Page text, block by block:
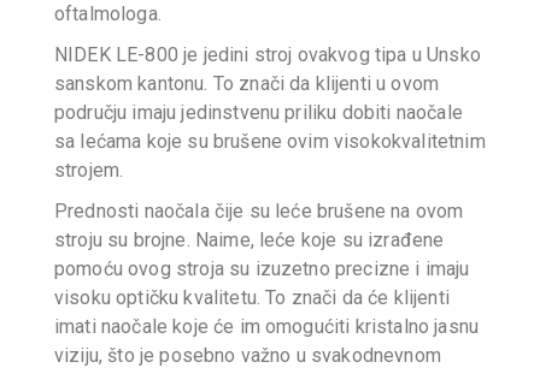
oftalmologa.
NIDEK LE-800 je jedini stroj ovakvog tipa u Unsko
sanskom kantonu. To znači da klijenti u ovom
području imaju jedinstvenu priliku dobiti naočale
sa lećama koje su brušene ovim visokokvalitetnim
strojem.
Prednosti naočala čije su leće brušene na ovom
stroju su brojne. Naime, leće koje su izrađene
pomoću ovog stroja su izuzetno precizne i imaju
visoku optičku kvalitetu. To znači da će klijenti
imati naočale koje će im omogućiti kristalno jasnu
viziju, što je posebno važno u svakodnevnom